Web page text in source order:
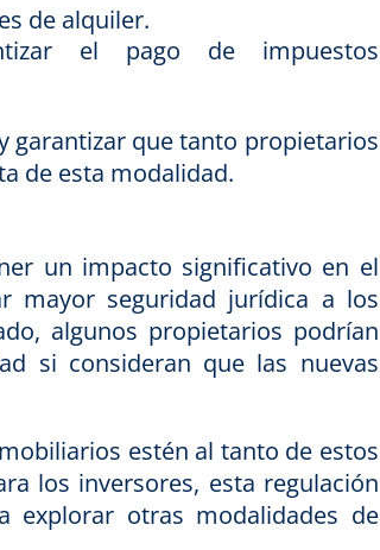
de alquiler.
el pago de impuestos
garantizar que tanto propietarios
de esta modalidad.
un impacto significativo en el
mayor seguridad jurídica a los
algunos propietarios podrían
si consideran que las nuevas
estén al tanto de estos
los inversores, esta regulación
explorar otras modalidades de